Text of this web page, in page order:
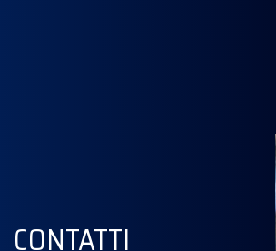
CONTATTI